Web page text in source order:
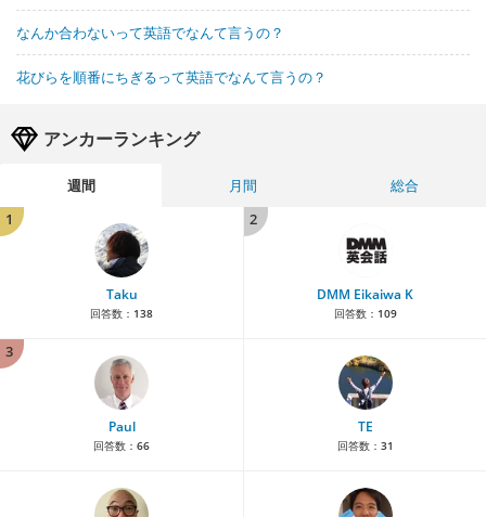
なんか合わないって英語でなんて言うの？
花びらを順番にちぎるって英語でなんて言うの？
アンカーランキング
週間 月間
総合
1
Taku
回答数： 138
2
DMM Eikaiwa K
回答数： 109
3
Paul
回答数： 66
TE
回答数： 31